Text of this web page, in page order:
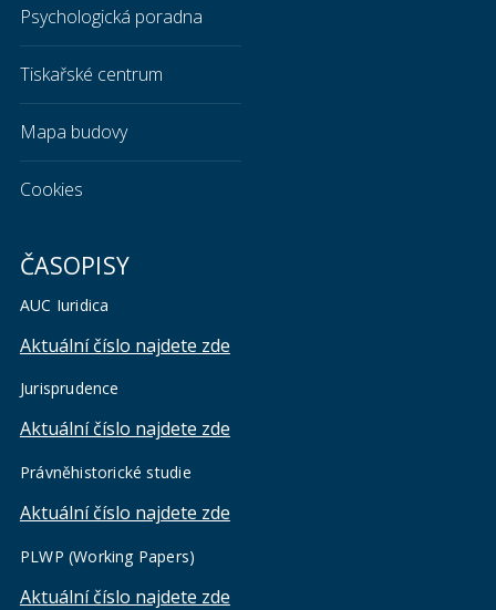
Psychologická poradna
Tiskařské centrum
Mapa budovy
Cookies
ČASOPISY
AUC Iuridica
Aktuální číslo najdete zde
Jurisprudence
Aktuální číslo najdete zde
Právněhistorické studie
Aktuální číslo najdete zde
PLWP (Working Papers)
Aktuální číslo najdete zde